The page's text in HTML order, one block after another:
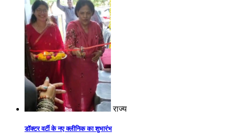
राज्य
डॉक्टर वर्टी के नए क्लीनिक का शुभारंभ